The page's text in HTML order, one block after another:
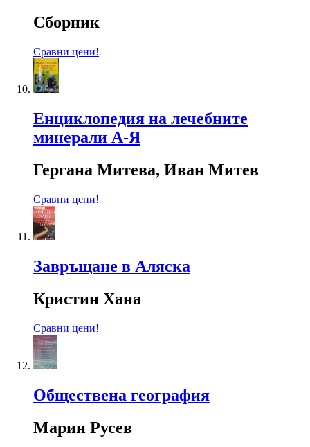
Сборник
Сравни цени!
Енциклопедия на лечебните
минерали А-Я
Гергана Митева, Иван Митев
Сравни цени!
Завръщане в Аляска
Кристин Хана
Сравни цени!
Обществена география
Марин Русев